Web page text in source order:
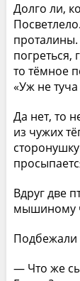
Долго ли,
погреться,
то тёмное
«Уж не
Да нет, то
из чужих
Вдруг две
мышиному
— Что же